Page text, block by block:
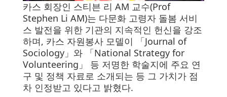
카스 회장인 스티븐 리 AM 교수(Prof
Stephen Li AM)는 다문화 고령자 돌봄 서비
스 발전을 위한 기관의 지속적인 헌신을 강조
하며, 카스 자원봉사 모델이 「Journal of
Sociology」와 「National Strategy for
Volunteering」 등 저명한 학술지에 주요 연
구 및 정책 자료로 소개되는 등 그 가치가 점
차 인정받고 있다고 밝혔다.